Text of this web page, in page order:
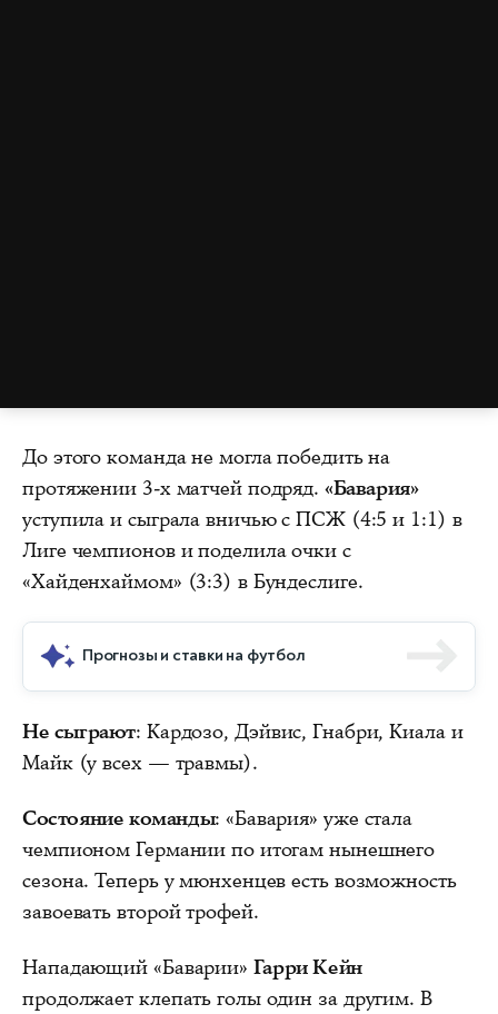
До этого команда не могла победить на
протяжении 3-х матчей подряд. «Бавария»
уступила и сыграла вничью с ПСЖ (4:5 и 1:1) в
Лиге чемпионов и поделила очки с
«Хайденхаймом» (3:3) в Бундеслиге.
Прогнозы и ставки на футбол
Не сыграют: Кардозо, Дэйвис, Гнабри, Киала и
Майк (у всех — травмы).
Состояние команды: «Бавария» уже стала
чемпионом Германии по итогам нынешнего
сезона. Теперь у мюнхенцев есть возможность
завоевать второй трофей.
Нападающий «Баварии» Гарри Кейн
продолжает клепать голы один за другим. В